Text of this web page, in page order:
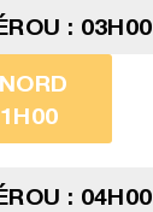
: 03H00
: 04H00